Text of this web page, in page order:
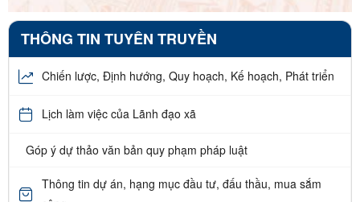
THÔNG TIN TUYÊN TRUYỀN
Chiến lược, Định hướng, Quy hoạch, Kế hoạch, Phát triển
Lịch làm việc của Lãnh đạo xã
Góp ý dự thảo văn bản quy phạm pháp luật
Thông tin dự án, hạng mục đầu tư, đấu thầu, mua sắm